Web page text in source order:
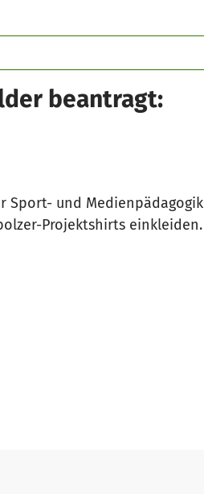
beantragt:
Sport- und Medienpädagogik
Projektshirts einkleiden.